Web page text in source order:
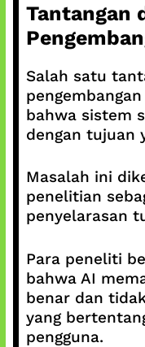
Tantangan
Salah satu
bahwa sistem
dengan tujuan
Masalah ini
penelitian
penyelarasan
Para peneliti
bahwa AI
benar dan
yang
pengguna.